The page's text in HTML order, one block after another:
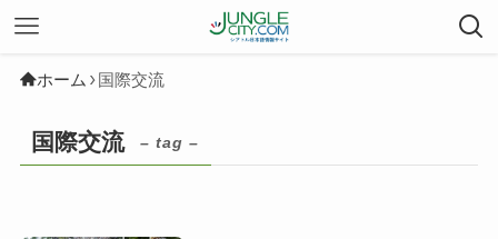
ホーム 国際交流
国際交流 – tag –